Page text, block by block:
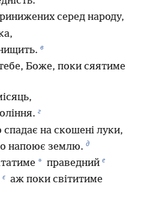
серед народу,
в
Боже, поки сяятиме
г
на скошені луки,
напоює землю. д
* праведний е
є аж поки світитиме